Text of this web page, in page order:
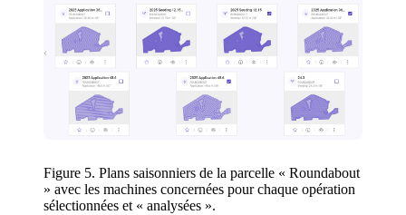
Figure 5. Plans saisonniers de la parcelle « Roundabout
» avec les machines concernées pour chaque opération
sélectionnées et « analysées ».